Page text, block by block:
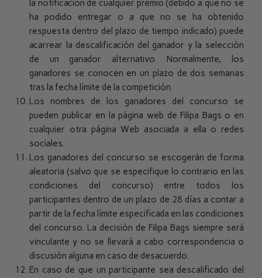
la notificación de cualquier premio (debido a que no se
ha podido entregar o a que no se ha obtenido
respuesta dentro del plazo de tiempo indicado) puede
acarrear la descalificación del ganador y la selección
de un ganador alternativo. Normalmente, los
ganadores se conocen en un plazo de dos semanas
tras la fecha límite de la competición.
Los nombres de los ganadores del concurso se
pueden publicar en la página web de Filipa Bags o en
cualquier otra página Web asociada a ella o redes
sociales.
Los ganadores del concurso se escogerán de forma
aleatoria (salvo que se especifique lo contrario en las
condiciones del concurso) entre todos los
participantes dentro de un plazo de 28 días a contar a
partir de la fecha límite especificada en las condiciones
del concurso. La decisión de Filipa Bags siempre será
vinculante y no se llevará a cabo correspondencia o
discusión alguna en caso de desacuerdo.
En caso de que un participante sea descalificado del